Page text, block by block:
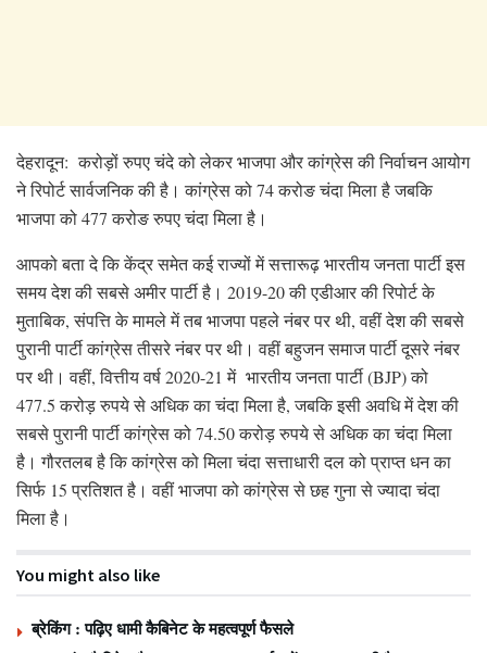
देहरादून: करोड़ों रुपए चंदे को लेकर भाजपा और कांग्रेस की निर्वाचन आयोग
ने रिपोर्ट सार्वजनिक की है। कांग्रेस को 74 करोङ चंदा मिला है जबकि
भाजपा को 477 करोङ रुपए चंदा मिला है।
आपको बता दे कि केंद्र समेत कई राज्यों में सत्तारूढ़ भारतीय जनता पार्टी इस
समय देश की सबसे अमीर पार्टी है। 2019-20 की एडीआर की रिपोर्ट के
मुताबिक, संपत्ति के मामले में तब भाजपा पहले नंबर पर थी, वहीं देश की सबसे
पुरानी पार्टी कांग्रेस तीसरे नंबर पर थी। वहीं बहुजन समाज पार्टी दूसरे नंबर
पर थी। वहीं, वित्तीय वर्ष 2020-21 में भारतीय जनता पार्टी (BJP) को
477.5 करोड़ रुपये से अधिक का चंदा मिला है, जबकि इसी अवधि में देश की
सबसे पुरानी पार्टी कांग्रेस को 74.50 करोड़ रुपये से अधिक का चंदा मिला
है। गौरतलब है कि कांग्रेस को मिला चंदा सत्ताधारी दल को प्राप्त धन का
सिर्फ 15 प्रतिशत है। वहीं भाजपा को कांग्रेस से छह गुना से ज्यादा चंदा
मिला है।
You might also like
ब्रेकिंग : पढ़िए धामी कैबिनेट के महत्वपूर्ण फैसले